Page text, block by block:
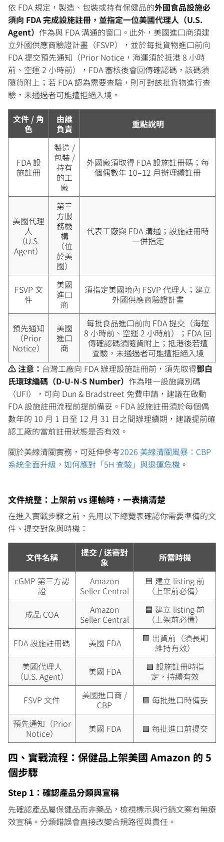
依 FDA 規定，製造、包裝或持有保健品的外國食品設施必
須向 FDA 完成設施註冊，並指定一位美國代理人（U.S.
Agent） 作為與 FDA 溝通的窗口。此外，美國進口商須建
立外國供應商驗證計畫（FSVP），並於每批貨物進口前向
FDA 提交預先通知（Prior Notice，海運須於抵港 8 小時
前、空運 2 小時前），FDA 審核後會回傳確認碼，該碼須
隨貨附上；若 FDA 認為需要查驗，則可對該批貨物進行查
驗，未通過者可能遭拒絕入境。
文件 / 角
色
由誰
負責
重點說明
FDA 設
施註冊
製造 /
包裝 /
持有
的工
廠
外國廠須取得 FDA 設施註冊碼；每
個偶數年 10–12 月辦理續註冊
美國代理
人
（U.S.
Agent）
第三
方服
務機
構
（位
於美
國）
代表工廠與 FDA 溝通；設施註冊時
一併指定
FSVP 文
件
美國
進口
商
須指定美國境內 FSVP 代理人；建立
外國供應商驗證計畫
預先通知
（Prior
Notice）
美國
進口
商
每批食品進口前向 FDA 提交（海運
8 小時前、空運 2 小時前）；FDA 回
傳確認碼須隨貨附上；抵港後若遭
查驗，未通過者可能遭拒絕入境
⚠️注意： 台灣工廠向 FDA 辦理設施註冊前，須先取得鄧白
氏環球編碼（D-U-N-S Number） 作為唯一設施識別碼
（UFI），可向 Dun & Bradstreet 免費申請，建議在啟動
FDA 設施註冊流程前提前備妥。FDA 設施註冊須於每個偶
數年的 10 月 1 日至 12 月 31 日之間辦理續期，建議提前確
認工廠的當前註冊狀態是否有效。
關於美線清關實務，可延伸參考2026 美線清關風暴：CBP
系統全面升級，如何應對「5H 查驗」與退運危機 。
文件統整：上架前 vs 運輸時，一表搞清楚
在進入實戰步驟之前，先用以下總覽表確認你需要準備的文
件、提交對象與時機：
文件名稱
提交 / 送審對
象
所需時機
cGMP 第三方認
證
Amazon
Seller Central
🟦 建立 listing 前
（上架前必備）
成品 COA
Amazon
Seller Central
🟦 建立 listing 前
（上架前必備）
FDA 設施註冊碼
美國 FDA
🟩 出貨前（須長期
維持有效）
美國代理人
（U.S. Agent）
美國 FDA
🟩 設施註冊時指
定，持續有效
FSVP 文件
美國進口商 /
CBP
🟩 每批進口時備妥
預先通知（Prior
Notice）
美國 FDA 🟩 每批進口前提交
四、實戰流程：保健品上架美國 Amazon 的 5
個步驟
Step 1：確認產品分類與宣稱
先確認產品屬保健品而非藥品，檢視標示與行銷文案有無療
效宣稱。分類錯誤會直接改變合規路徑與責任。